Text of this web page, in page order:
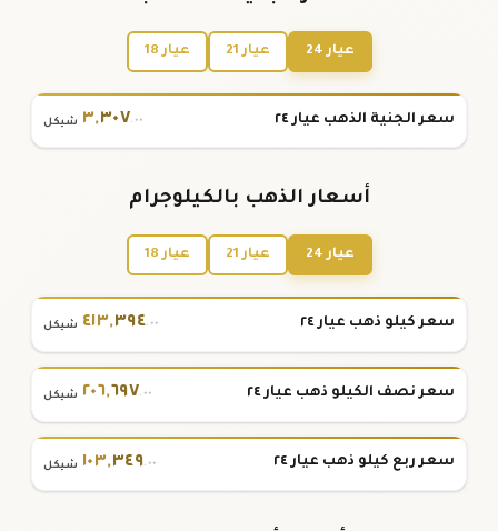
عيار 24 عيار 21 عيار 18
سعر الجنية الذهب عيار ٢٤ ٣,٣٠٧.٠٠ شيكل
أسعار الذهب بالكيلوجرام
عيار 24 عيار 21 عيار 18
سعر كيلو ذهب عيار ٢٤ ٤١٣,٣٩٤.٠٠ شيكل
سعر نصف الكيلو ذهب عيار ٢٤ ٢٠٦,٦٩٧.٠٠ شيكل
سعر ربع كيلو ذهب عيار ٢٤ ١٠٣,٣٤٩.٠٠ شيكل